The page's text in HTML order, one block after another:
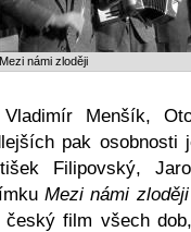
Mezi námi zloději
Menšík,
pak osobnosti
Filipovský,
Mezi námi zloději
český film všech